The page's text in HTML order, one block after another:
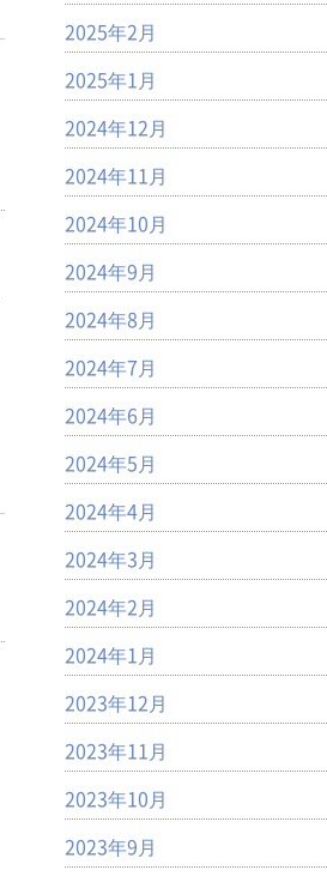
2025年2月
2025年1月
2024年12月
2024年11月
2024年10月
2024年9月
2024年8月
2024年7月
2024年6月
2024年5月
2024年4月
2024年3月
2024年2月
2024年1月
2023年12月
2023年11月
2023年10月
2023年9月